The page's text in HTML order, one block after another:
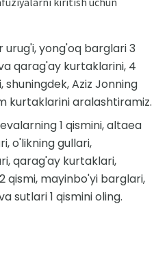
urug'i, yong'oq barglari 3
qarag'ay kurtaklarini, 4
Aziz Jonning
kurtaklarini aralashtiramiz.
1 qismini, altaea
o'likning gullari,
qarag'ay kurtaklari,
qismi, mayinbo'yi barglari,
sutlari 1 qismini oling.